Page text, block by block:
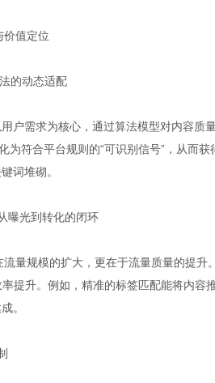
价值定位
的动态适配
户需求为核心，通过算法模型对内容
为符合平台规则的“可识别信号”，从而
词堆砌。
曝光到转化的闭环
量规模的扩大，更在于流量质量的提
提升。例如，精准的标签匹配能将内
。